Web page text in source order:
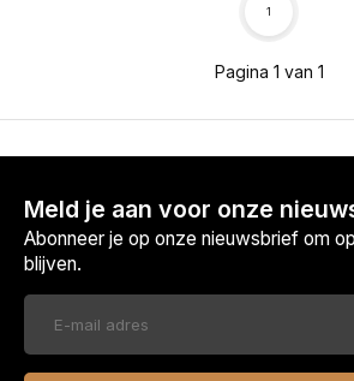
Pagina 1 van 1
1
Meld je aan voor onze
Abonneer je op onze nieuwsbrief om
blijven.